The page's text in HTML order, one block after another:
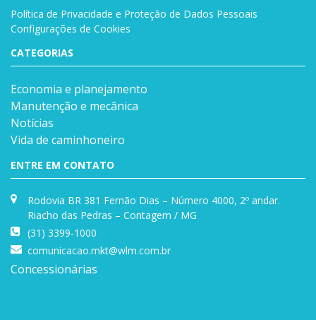
Política de Privacidade e Proteção de Dados Pessoais
Configurações de Cookies
CATEGORIAS
Economia e planejamento
Manutenção e mecânica
Notícias
Vida de caminhoneiro
ENTRE EM CONTATO
Rodovia BR 381 Fernão Dias – Número 4000, 2º andar.
Riacho das Pedras – Contagem / MG
(31) 3399-1000
comunicacao.mkt@wlm.com.br
Concessionárias